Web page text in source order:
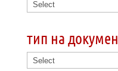
тип на